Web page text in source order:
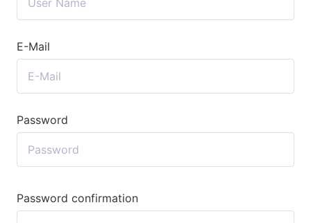
E-Mail
Password
Password confirmation